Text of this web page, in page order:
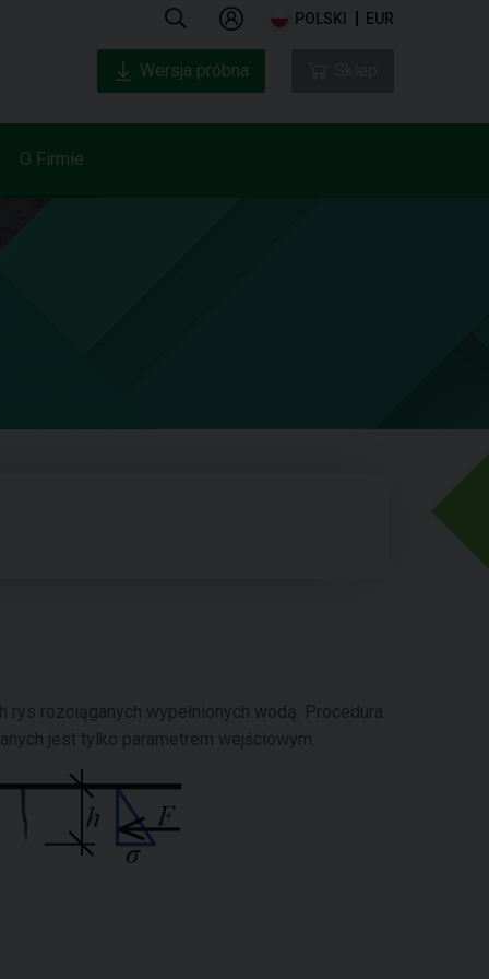
POLSKI EUR
O Firmie
Wersja próbna
rozciąganych wypełnionych wodą. Procedura
jest tylko parametrem wejściowym.